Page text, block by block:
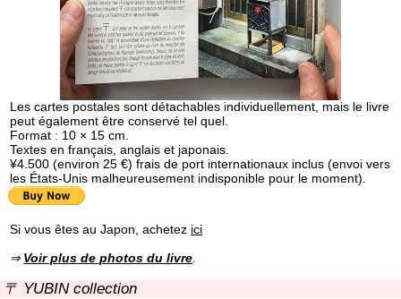
Les cartes postales sont détachables individuellement, mais le livre
peut également être conservé tel quel.
Format : 10 × 15 cm.
Textes en français, anglais et japonais.
¥4.500 (environ 25 €) frais de port internationaux inclus (envoi vers
les États-Unis malheureusement indisponible pour le moment).
Si vous êtes au Japon, achetez ici
⇒ Voir plus de photos du livre
〒 YUBIN collection